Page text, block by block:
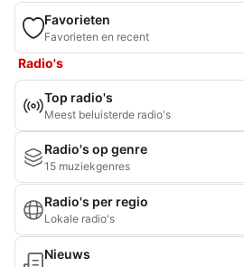
Favorieten
Favorieten en recent
Radio's
Top radio's
Meest beluisterde radio's
Radio's op genre
15 muziekgenres
Radio's per regio
Lokale radio's
Nieuws